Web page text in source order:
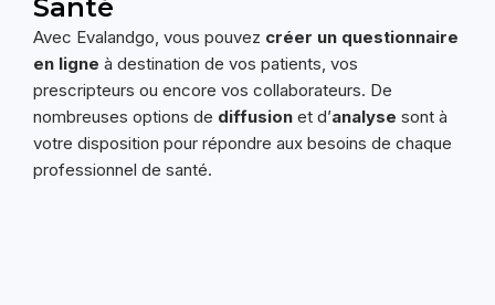
Santé
Avec Evalandgo, vous pouvez créer un questionnaire
en ligne à destination de vos patients, vos
prescripteurs ou encore vos collaborateurs. De
nombreuses options de diffusion et d’analyse sont à
votre disposition pour répondre aux besoins de chaque
professionnel de santé.